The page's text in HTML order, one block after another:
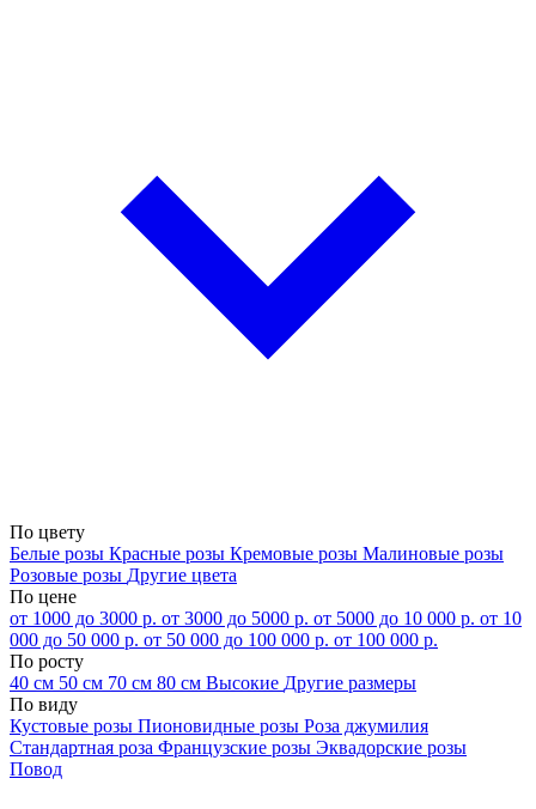
По цвету
Белые розы Красные розы Кремовые розы Малиновые розы
Розовые розы Другие цвета
По цене
от 1000 до 3000 р. от 3000 до 5000 р. от 5000 до 10 000 р. от 10
000 до 50 000 р. от 50 000 до 100 000 р. от 100 000 р.
По росту
40 см 50 см 70 см 80 см Высокие Другие размеры
По виду
Кустовые розы Пионовидные розы Роза джумилия
Стандартная роза Французские розы Эквадорские розы
Повод